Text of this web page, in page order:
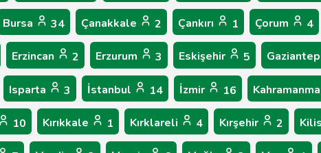
Bursa 34 Çanakkale 2 Çankırı 1 Çorum 4
Erzincan 2 Erzurum 3 Eskişehir 5
Isparta 3 İstanbul 14 İzmir 16
10 Kırıkkale 1 Kırklareli 4 Kırşehir 2